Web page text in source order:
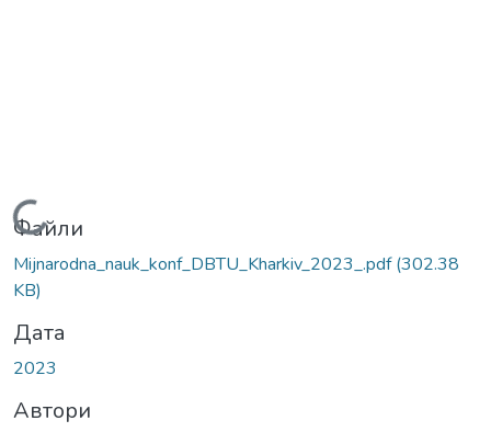
Вантажиться...
Файли
Mijnarodna_nauk_konf_DBTU_Kharkiv_2023_.pdf(302.38
KB)
Дата
2023
Автори